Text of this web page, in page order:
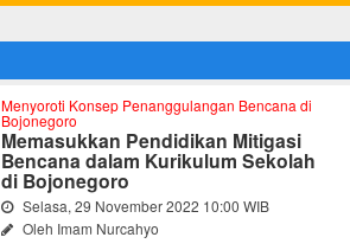
Menyoroti Konsep Penanggulangan Bencana di
Bojonegoro
Memasukkan Pendidikan Mitigasi
Bencana dalam Kurikulum Sekolah
di Bojonegoro
Selasa, 29 November 2022 10:00 WIB
Oleh Imam Nurcahyo